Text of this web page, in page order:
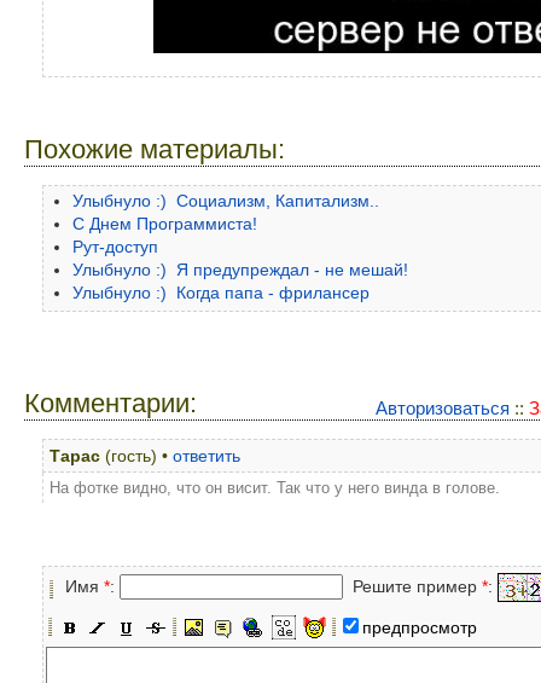
Похожие материалы:
Улыбнуло :) Социализм, Капитализм..
С Днем Программиста!
Рут-доступ
Улыбнуло :) Я предупреждал - не мешай!
Улыбнуло :) Когда папа - фрилансер
Авторизоваться ::
Комментарии:
Тарас (гость) • ответить
На фотке видно, что он висит. Так что у него винда в голове.
Имя *: Решите пример *:
предпросмотр